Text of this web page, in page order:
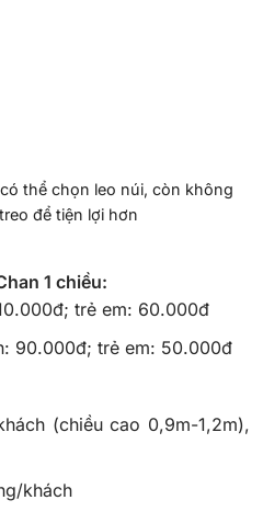
thể chọn leo núi, còn không
để tiện lợi hơn
1 chiều:
trẻ em: 60.000đ
90.000đ; trẻ em: 50.000đ
(chiều cao 0,9m-1,2m),
khách